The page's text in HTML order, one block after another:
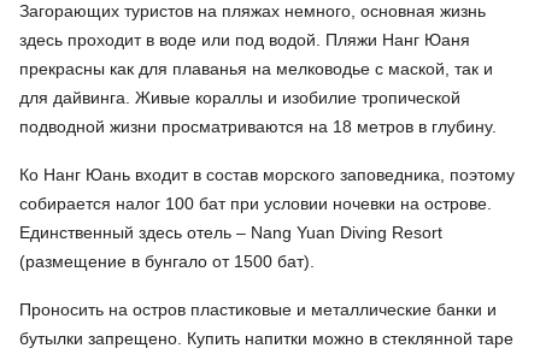
Загорающих туристов на пляжах немного, основная жизнь
здесь проходит в воде или под водой. Пляжи Нанг Юаня
прекрасны как для плаванья на мелководье с маской, так и
для дайвинга. Живые кораллы и изобилие тропической
подводной жизни просматриваются на 18 метров в глубину.
Ко Нанг Юань входит в состав морского заповедника, поэтому
собирается налог 100 бат при условии ночевки на острове.
Единственный здесь отель – Nang Yuan Diving Resort
(размещение в бунгало от 1500 бат).
Проносить на остров пластиковые и металлические банки и
бутылки запрещено. Купить напитки можно в стеклянной таре